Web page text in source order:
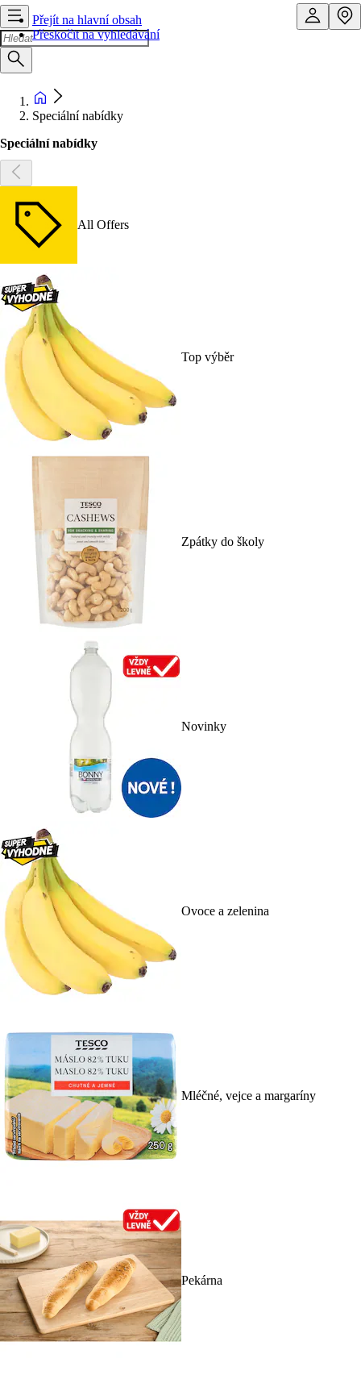
Přejít na hlavní obsah
Přeskočit na vyhledávání
Speciální nabídky
Speciální nabídky
All Offers
Top výběr
Zpátky do školy
Novinky
Ovoce a zelenina
Mléčné, vejce a margaríny
Pekárna